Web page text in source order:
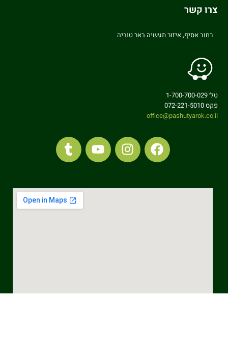
צרו קשר
רחוב אסיף, איזור תעשיה באר טוביה
טל׳ 1-700-700-029
פקס 072-221-5010
office@pashutyarok.co.il